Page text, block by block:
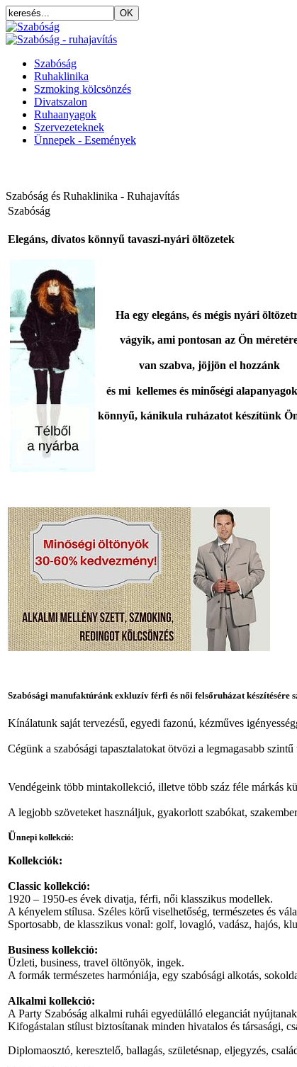
Szabóság
Ruhaklinika
Szmoking kölcsönzés
Divatszalon
Ruhaanyagok
Szervezeteknek
Ünnepek - Események
Szabóság és Ruhaklinika - Ruhajavítás
Szabóság
Elegáns, divatos könnyű tavaszi-nyári öltözetek
Ha egy elegáns, és mégis nyári
vágyik, ami pontosan az Ön
van szabva, jöjjön el hozzánk
és mi kellemes és minőségi
könnyű, kánikula ruházatot készítünk
Szabósági manufaktúránk exkluzív férfi és női felsőruházat készítésére
Kínálatunk saját tervezésű, egyedi fazonú, kézműves
Cégünk a szabósági tapasztalatokat ötvözi a legmagasabb
Vendégeink több mintakollekció, illetve több száz féle márkás
A legjobb szöveteket használjuk, gyakorlott szabókat,
Ünnepi kollekció:
Kollekciók:
Classic kollekció:
1920 – 1950-es évek divatja, férfi, női klasszikus modellek.
A kényelem stílusa. Széles körű viselhetőség, természetes és
Sportosabb, de klasszikus vonal: golf, lovagló, vadász, hajós,
Business kollekció:
Üzleti, business, travel öltönyök, ingek.
A formák természetes harmóniája, egy szabósági alkotás,
Alkalmi kollekció:
A Party Szabóság alkalmi ruhái egyedülálló eleganciát
Kifogástalan stílust biztosítanak minden hivatalos és társasági,
Diplomaosztó, keresztelő, ballagás, születésnap, eljegyzés,